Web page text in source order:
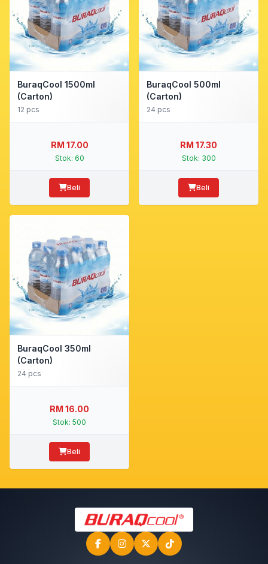
BuraqCool 1500ml
(Carton)
12 pcs
RM 17.00
Stok: 60
Beli
BuraqCool 500ml
(Carton)
24 pcs
RM 17.30
Stok: 300
Beli
BuraqCool 350ml
(Carton)
24 pcs
RM 16.00
Stok: 500
Beli